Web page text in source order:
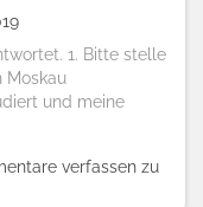
1. Bitte stelle
Moskau
und meine
verfassen zu